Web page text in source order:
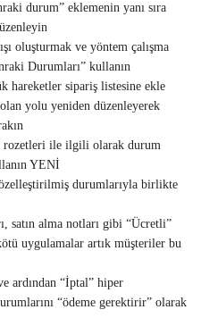
durum” eklemenin yanı sıra
oluşturmak ve yöntem çalışma
Durumları” kullanın
hareketler sipariş listesine ekle
yolu yeniden düzenleyerek
rozetleri ile ilgili olarak durum
YENİ
durumlarıyla birlikte
satın alma notları gibi “Ücretli”
uygulamalar artık müşteriler bu
ardından “İptal” hiper
“ödeme gerektirir” olarak